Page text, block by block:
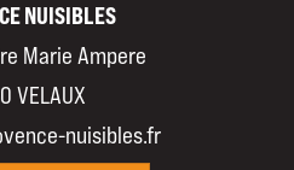
NUISIBLES
Marie Ampere
VELAUX
nuisibles.fr
26 85 37 05